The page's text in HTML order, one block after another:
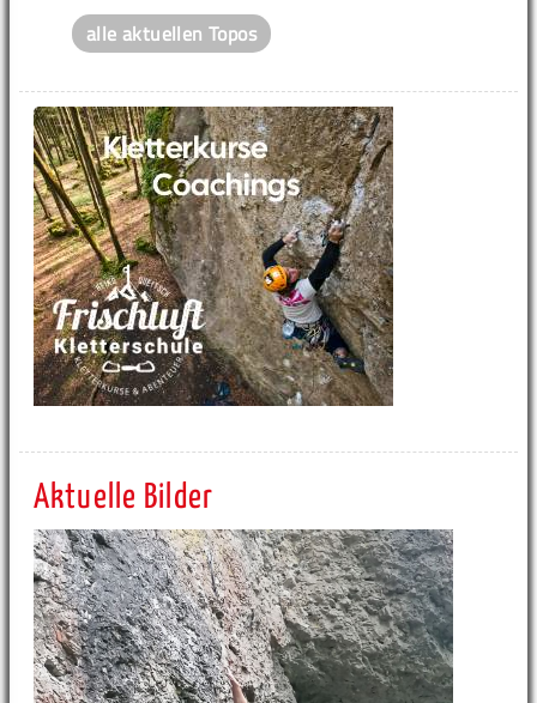
alle aktuellen Topos
Aktuelle Bilder